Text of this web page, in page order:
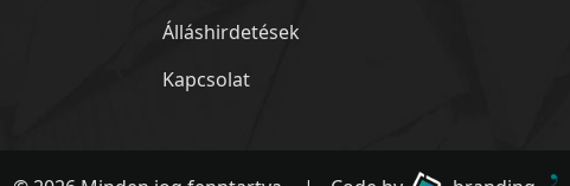
Álláshirdetések
Kapcsolat